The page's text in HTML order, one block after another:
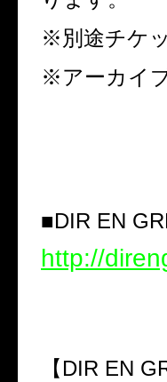
※別途チケ
※アーカイ
■DIR EN
http://
【 DIR EN